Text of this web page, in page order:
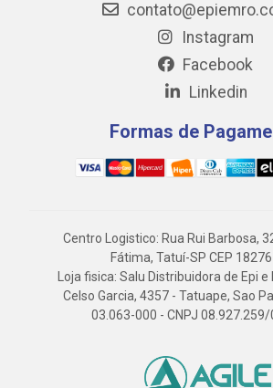
Instagram
Facebook
Linkedin
Formas de
Centro Logistico: Rua Rui Barbosa,
Fátima, Tatuí-SP CEP
Loja fisica: Salu Distribuidora de Epi
Celso Garcia, 4357 - Tatuape, Sao
03.063-000 - CNPJ